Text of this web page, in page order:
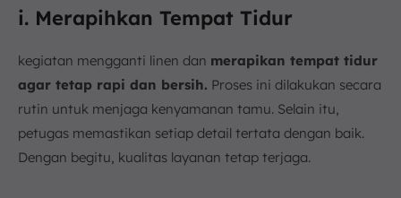
i. Merapihkan Tempat Tidur
kegiatan mengganti linen dan merapikan tempat tidur
agar tetap rapi dan bersih. Proses ini dilakukan secara
rutin untuk menjaga kenyamanan tamu. Selain itu,
petugas memastikan setiap detail tertata dengan baik.
Dengan begitu, kualitas layanan tetap terjaga.